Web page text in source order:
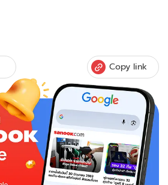
Copy link